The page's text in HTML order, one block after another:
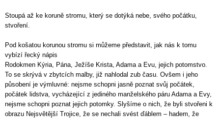
Stoupá až ke koruně stromu, který se dotýká nebe, svého počátku,
stvoření.
Pod košatou korunou stromu si můžeme představit, jak nás k tomu
vybízí řecký nápis
Rodokmen Kýria, Pána, Ježíše Krista, Adama a Evu, jejich potomstvo.
To se skrývá v zbytcích malby, již nahlodal zub času. Ovšem i jeho
působení je výmluvné: nejsme schopni jasně poznat svůj počátek,
počátek lidstva, vycházející z jediného manželského páru Adama a Evy,
nejsme schopni poznat jejich potomky. Slyšíme o nich, že byli stvořeni k
obrazu Nejsvětější Trojice, že se nechali svést ďáblem – hadem, že